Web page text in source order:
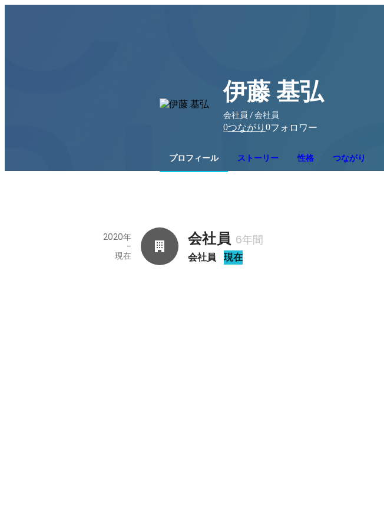
伊藤 基弘
会社員 / 会社員
0つながり 0フォロワー
プロフィール ストーリー 性格 つながり
会社員 6年間
会社員 現在
2020年
-
現在